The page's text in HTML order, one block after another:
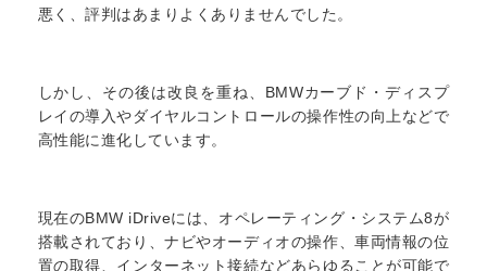
悪く、評判はあまりよくありませんでした。
しかし、その後は改良を重ね、BMWカーブド・ディスプ
レイの導入やダイヤルコントロールの操作性の向上などで
高性能に進化しています。
現在のBMW iDriveには、オペレーティング・システム8が
搭載されており、ナビやオーディオの操作、車両情報の位
置の取得、インターネット接続などあらゆることが可能で